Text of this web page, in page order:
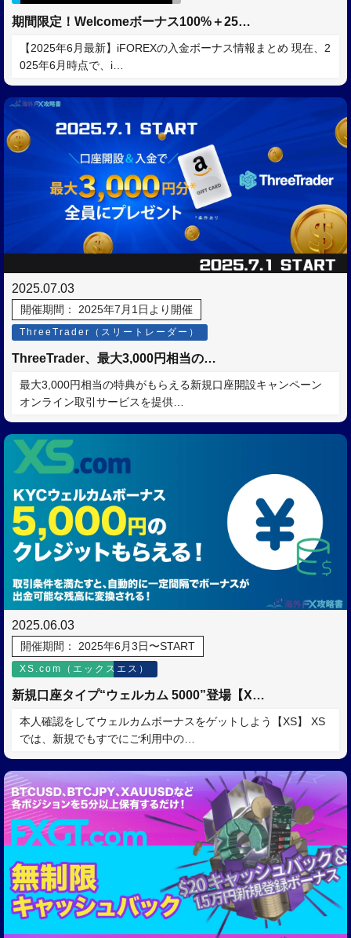
期間限定！Welcomeボーナス100%＋25…
【2025年6月最新】iFOREXの入金ボーナス情報まとめ 現在、2
025年6月時点で、i…
2025.07.03
開催期間： 2025年7月1日より開催
ThreeTrader（スリートレーダー）
ThreeTrader、最大3,000円相当の…
最大3,000円相当の特典がもらえる新規口座開設キャンペーン
オンライン取引サービスを提供…
2025.06.03
開催期間： 2025年6月3日〜START
XS.com（エックスエス）
新規口座タイプ“ウェルカム 5000”登場【X…
本人確認をしてウェルカムボーナスをゲットしよう【XS】 XS
では、新規でもすでにご利用中の…